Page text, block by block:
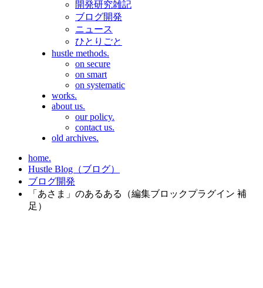
開発研究雑記
ブログ開発
ニュース
ひとりごと
hustle methods.
on secure
on smart
on systematic
works.
about us.
our policy.
contact us.
old archives.
home.
Hustle Blog（ブログ）
ブログ開発
「あさま」のあるある（編集ブロックプラグイン 補
足）